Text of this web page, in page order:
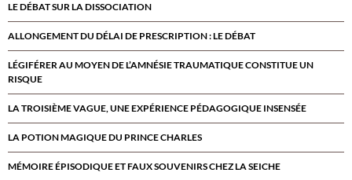
LE DÉBAT SUR LA DISSOCIATION
ALLONGEMENT DU DÉLAI DE PRESCRIPTION : LE DÉBAT
LÉGIFÉRER AU MOYEN DE L’AMNÉSIE TRAUMATIQUE CONSTITUE UN
RISQUE
LA TROISIÈME VAGUE, UNE EXPÉRIENCE PÉDAGOGIQUE INSENSÉE
LA POTION MAGIQUE DU PRINCE CHARLES
MÉMOIRE ÉPISODIQUE ET FAUX SOUVENIRS CHEZ LA SEICHE